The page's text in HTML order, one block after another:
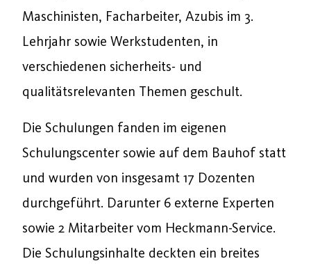
Maschinisten, Facharbeiter, Azubis im 3.
Lehrjahr sowie Werkstudenten, in
verschiedenen sicherheits- und
qualitätsrelevanten Themen geschult.
Die Schulungen fanden im eigenen
Schulungscenter sowie auf dem Bauhof statt
und wurden von insgesamt 17 Dozenten
durchgeführt. Darunter 6 externe Experten
sowie 2 Mitarbeiter vom Heckmann-Service.
Die Schulungsinhalte deckten ein breites